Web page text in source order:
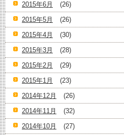
2015年6月
(26)
2015年5月
(26)
2015年4月
(30)
2015年3月
(28)
2015年2月
(29)
2015年1月
(23)
2014年12月
(26)
2014年11月
(32)
2014年10月
(27)